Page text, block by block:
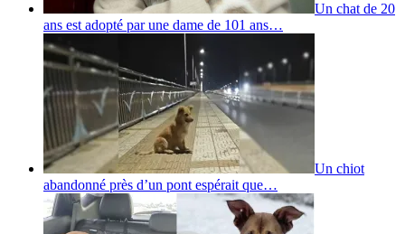
Un chat de 20
ans est adopté par une dame de 101 ans…
Un chiot
abandonné près d’un pont espérait que…